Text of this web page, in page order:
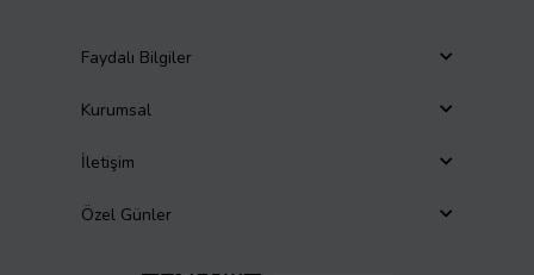
Faydalı Bilgiler
Kurumsal
İletişim
Özel Günler